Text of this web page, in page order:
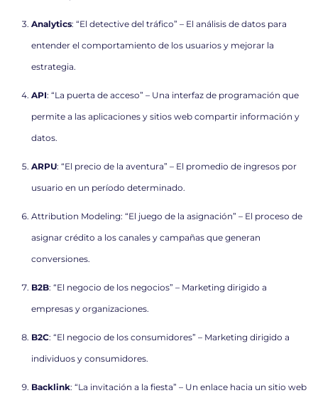
Analytics: “El detective del tráfico” – El análisis de datos para
entender el comportamiento de los usuarios y mejorar la
estrategia.
API: “La puerta de acceso” – Una interfaz de programación que
permite a las aplicaciones y sitios web compartir información y
datos.
ARPU: “El precio de la aventura” – El promedio de ingresos por
usuario en un período determinado.
Attribution Modeling: “El juego de la asignación” – El proceso de
asignar crédito a los canales y campañas que generan
conversiones.
B2B: “El negocio de los negocios” – Marketing dirigido a
empresas y organizaciones.
B2C: “El negocio de los consumidores” – Marketing dirigido a
individuos y consumidores.
Backlink: “La invitación a la fiesta” – Un enlace hacia un sitio web